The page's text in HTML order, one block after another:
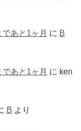
あと1ヶ月 に B
あと1ヶ月 に ken
B より